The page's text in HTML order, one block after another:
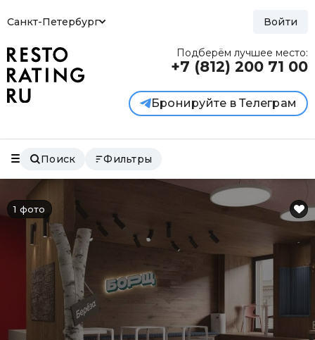
Санкт-Петербург Войти
Подберём лучшее место:
+7 (812) 200 71 00
Бронируйте в Телеграм
Поиск Фильтры
1 фото